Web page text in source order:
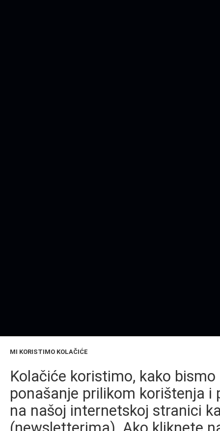
MI KORISTIMO KOLAČIĆE
Kolačiće koristimo, kako
ponašanje prilikom korištenja
na našoj internetskoj stranici